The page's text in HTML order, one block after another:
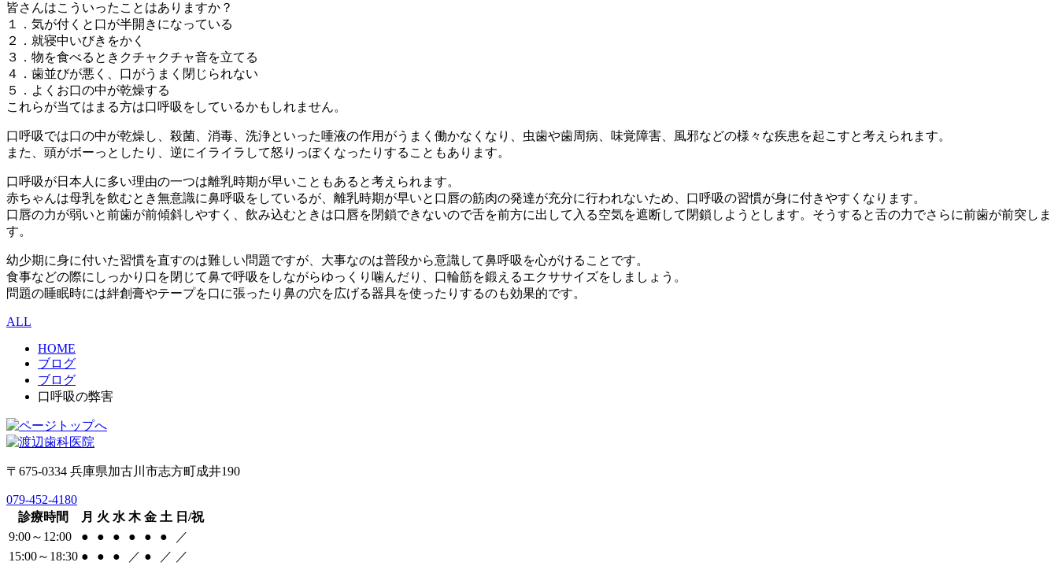
皆さんはこういったことはありますか？
１．気が付くと口が半開きになっている
２．就寝中いびきをかく
３．物を食べるときクチャクチャ音を立てる
４．歯並びが悪く、口がうまく閉じられない
５．よくお口の中が乾燥する
これらが当てはまる方は口呼吸をしているかもしれません。
口呼吸では口の中が乾燥し、殺菌、消毒、洗浄といった唾液の作用がうまく働かなくなり、虫歯や歯周病、味覚障害、風邪などの様々な疾患を起こすと考えられます。
また、頭がボーっとしたり、逆にイライラして怒りっぽくなったりすることもあります。
口呼吸が日本人に多い理由の一つは離乳時期が早いこともあると考えられます。
赤ちゃんは母乳を飲むとき無意識に鼻呼吸をしているが、離乳時期が早いと口唇の筋肉の発達が充分に行われないため、口呼吸の習慣が身に付きやすくなります。
口唇の力が弱いと前歯が前傾斜しやすく、飲み込むときは口唇を閉鎖できないので舌を前方に出して入る空気を遮断して閉鎖しようとします。そうすると舌の力でさらに前歯が前突しま
す。
幼少期に身に付いた習慣を直すのは難しい問題ですが、大事なのは普段から意識して鼻呼吸を心がけることです。
食事などの際にしっかり口を閉じて鼻で呼吸をしながらゆっくり噛んだり、口輪筋を鍛えるエクササイズをしましょう。
問題の睡眠時には絆創膏やテープを口に張ったり鼻の穴を広げる器具を使ったりするのも効果的です。
ALL
HOME
ブログ
ブログ
口呼吸の弊害
〒675-0334 兵庫県加古川市志方町成井190
079-452-4180
診療時間
月 火 水 木 金 土 日/祝
9:00～12:00
● ● ● ● ● ●
／
15:00～18:30 ● ● ● ／ ● ／ ／